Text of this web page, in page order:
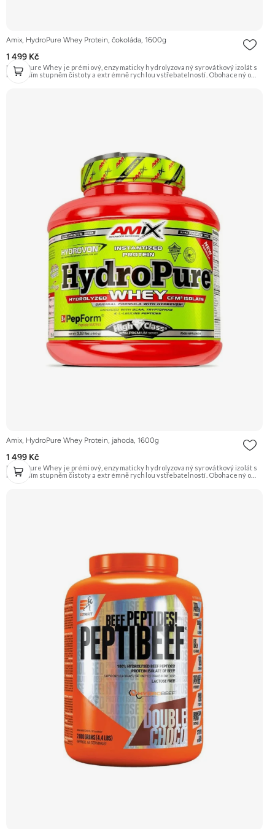
Amix, HydroPure Whey Protein, čokoláda, 1600g
1 499 Kč
HydroPure Whey je prémiový, enzymaticky hydrolyzovaný syrovátkový izolát s
nejvyšším stupněm čistoty a extrémně rychlou vstřebatelností. Obohacený o
Amix, HydroPure Whey Protein, jahoda, 1600g
1 499 Kč
HydroPure Whey je prémiový, enzymaticky hydrolyzovaný syrovátkový izolát s
nejvyšším stupněm čistoty a extrémně rychlou vstřebatelností. Obohacený o